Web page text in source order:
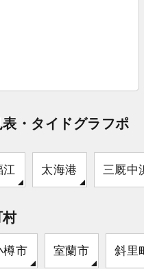
・タイドグラフポ
江 太海港 三厩中
村
樽市 室蘭市 斜里